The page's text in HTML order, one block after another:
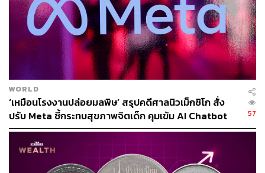
WORLD
‘เหมือนโรงงานปล่อยมลพิษ’ สรุปคดีศาลนิวเม็กซิโก สั่ง
ปรับ Meta ชี้กระทบสุขภาพจิตเด็ก คุมเข้ม AI Chatbot
57